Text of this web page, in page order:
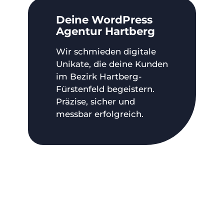
Deine WordPress
Agentur Hartberg
Wir schmieden digitale
Unikate, die deine Kunden
im Bezirk Hartberg-
Fürstenfeld begeistern.
Präzise, sicher und
messbar erfolgreich.